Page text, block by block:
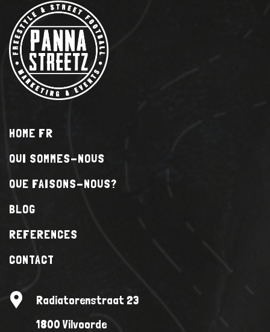
HOME FR
QUI SOMMES-NOUS
QUE FAISONS-NOUS?
BLOG
REFERENCES
CONTACT
Radiatorenstraat 23
1800 Vilvoorde